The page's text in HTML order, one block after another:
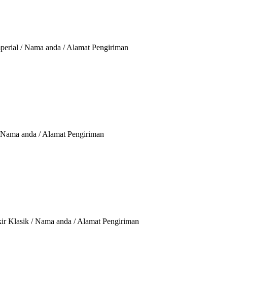
/ Nama anda / Alamat Pengiriman
anda / Alamat Pengiriman
Klasik / Nama anda / Alamat Pengiriman